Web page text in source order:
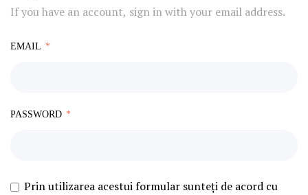
If you have an account, sign in with your email address.
EMAIL
PASSWORD
Prin utilizarea acestui formular sunteți de acord cu